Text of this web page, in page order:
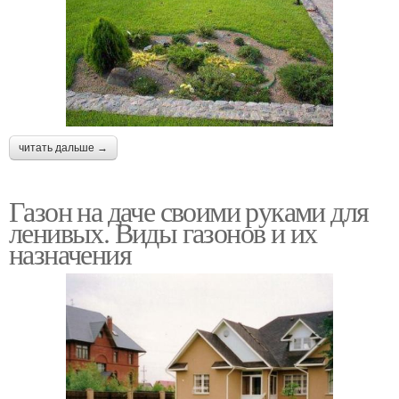
читать дальше →
Газон на даче своими руками для
ленивых. Виды газонов и их
назначения